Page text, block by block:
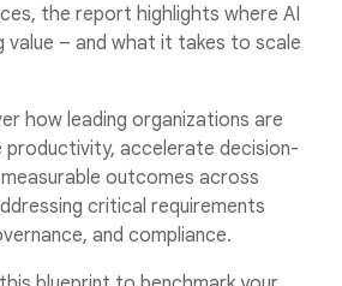
the report highlights where AI
value – and what it takes to scale
how leading organizations are
productivity, accelerate decision-
measurable outcomes across
critical requirements
and compliance.